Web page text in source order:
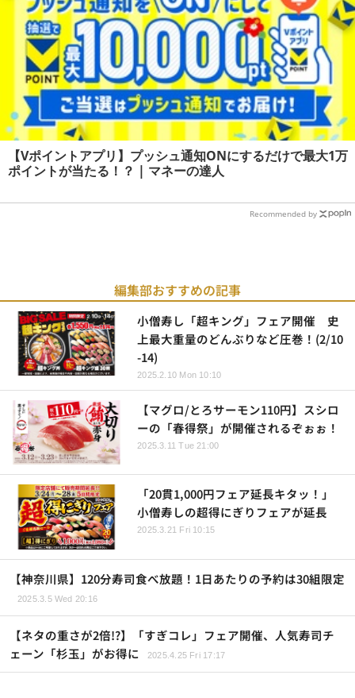
【Vポイントアプリ】プッシュ通知ONにするだけで最大1万
ポイントが当たる！？ | マネーの達人
Recommended by
編集部おすすめの記事
小僧寿し「超キング」フェア開催 史
上最大重量のどんぶりなど圧巻！(2/10
-14)
2025.2.10 Mon 10:10
【マグロ/とろサーモン110円】スシロ
ーの「春得祭」が開催されるぞぉぉ！
2025.3.11 Tue 21:00
「20貫1,000円フェア延長キタッ！」
小僧寿しの超得にぎりフェアが延長
2025.3.21 Fri 10:15
【神奈川県】120分寿司食べ放題！1日あたりの予約は30組限定
2025.3.5 Wed 20:16
【ネタの重さが2倍!?】「すぎコレ」フェア開催、人気寿司チ
ェーン「杉玉」がお得に
2025.4.25 Fri 17:17